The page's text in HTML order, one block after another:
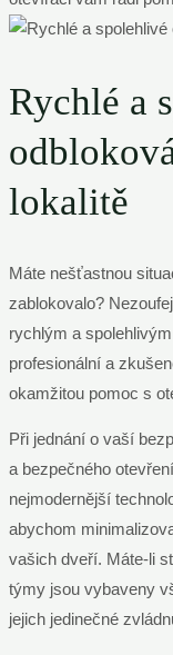
Rychlé a
lokalitě
Máte nešťastnou
zablokovalo?
rychlým a
profesionální a
okamžitou pomoc s
Při jednání o vaší
a bezpečného
nejmodernější
abychom
vašich dveří. Máte-li
týmy jsou vybaveny
jejich jedinečné